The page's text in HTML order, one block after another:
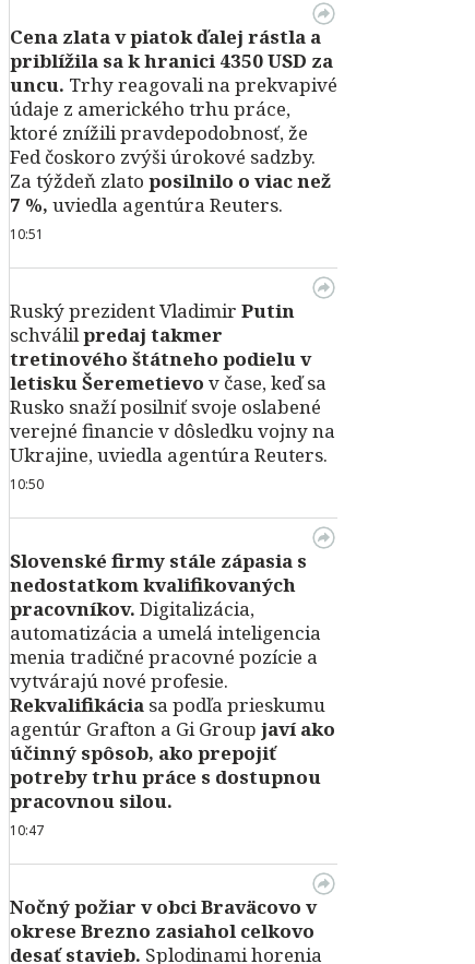
Cena zlata v piatok ďalej rástla a
priblížila sa k hranici 4350 USD za
uncu. Trhy reagovali na prekvapivé
údaje z amerického trhu práce,
ktoré znížili pravdepodobnosť, že
Fed čoskoro zvýši úrokové sadzby.
Za týždeň zlato posilnilo o viac než
7 %, uviedla agentúra Reuters.
10:51
Ruský prezident Vladimir Putin
schválilpredaj takmer
tretinového štátneho podielu v
letisku Šeremetievo v čase, keď sa
Rusko snaží posilniť svoje oslabené
verejné financie v dôsledku vojny na
Ukrajine, uviedla agentúra Reuters.
10:50
Slovenské firmy stále zápasia s
nedostatkom kvalifikovaných
pracovníkov. Digitalizácia,
automatizácia a umelá inteligencia
menia tradičné pracovné pozície a
vytvárajú nové profesie.
Rekvalifikácia sa podľa prieskumu
agentúr Grafton a Gi Group javí ako
účinný spôsob, ako prepojiť
potreby trhu práce s dostupnou
pracovnou silou.
10:47
Nočný požiar v obci Braväcovo v
okrese Brezno zasiahol celkovo
desať stavieb. Splodinami horenia